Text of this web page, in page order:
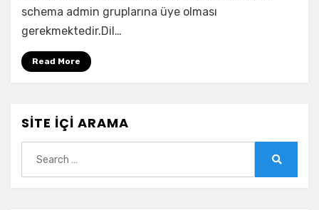
schema admin gruplarına üye olması
gerekmektedir.Dil…
Read More
SITE İÇI ARAMA
for: